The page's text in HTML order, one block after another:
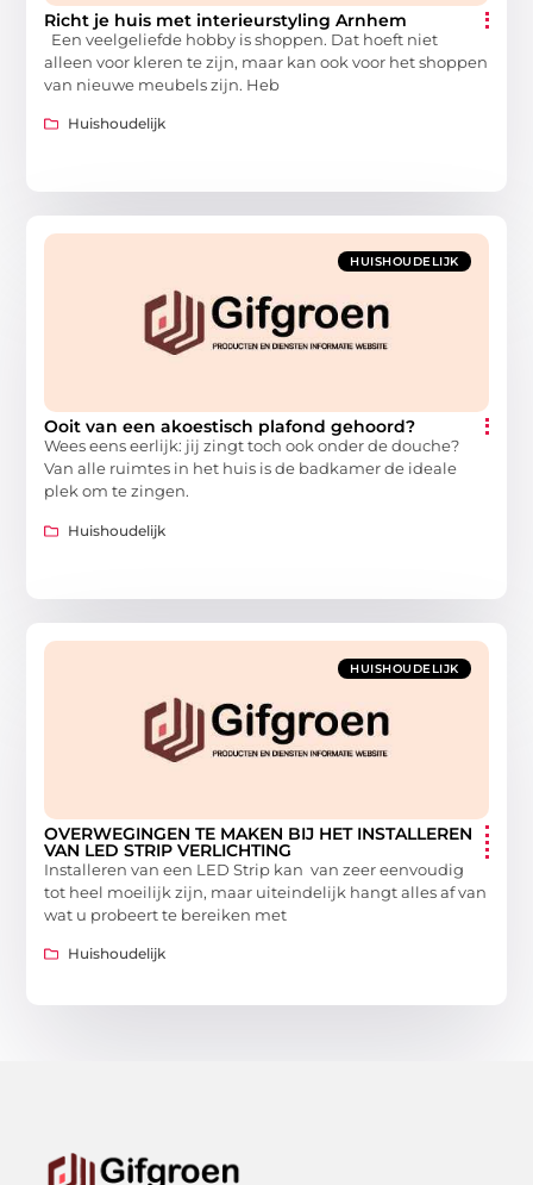
Richt je huis met interieurstyling Arnhem
Een veelgeliefde hobby is shoppen. Dat hoeft niet
alleen voor kleren te zijn, maar kan ook voor het shoppen
van nieuwe meubels zijn. Heb
Huishoudelijk
HUISHOUDELIJK
Ooit van een akoestisch plafond gehoord?
Wees eens eerlijk: jij zingt toch ook onder de douche?
Van alle ruimtes in het huis is de badkamer de ideale
plek om te zingen.
Huishoudelijk
HUISHOUDELIJK
OVERWEGINGEN TE MAKEN BIJ HET INSTALLEREN
VAN LED STRIP VERLICHTING
Installeren van een LED Strip kan van zeer eenvoudig
tot heel moeilijk zijn, maar uiteindelijk hangt alles af van
wat u probeert te bereiken met
Huishoudelijk